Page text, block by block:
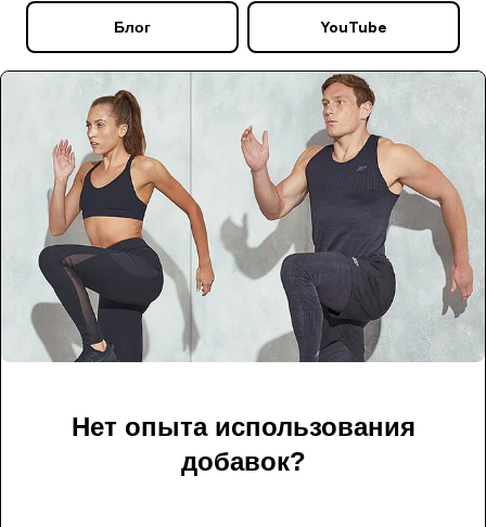
Блог YouTube
Нет опыта использования
добавок?